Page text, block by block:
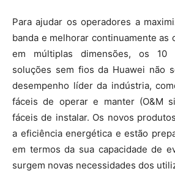
Para ajudar os operadores a
banda e melhorar continuamente as
em múltiplas dimensões, os 10
soluções sem fios da Huawei não
desempenho líder da indústria,
fáceis de operar e manter (O&M
fáceis de instalar. Os novos
a eficiência energética e estão
em termos da sua capacidade de
surgem novas necessidades dos